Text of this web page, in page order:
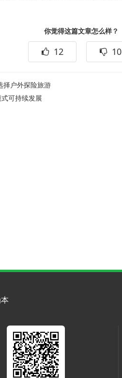
你觉得这篇文章怎么样？
12 10
择户外探险旅游
可持续发展